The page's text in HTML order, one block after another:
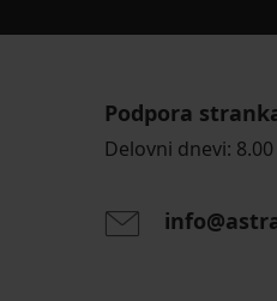
Podpora
Delovni dnevi: 8.00